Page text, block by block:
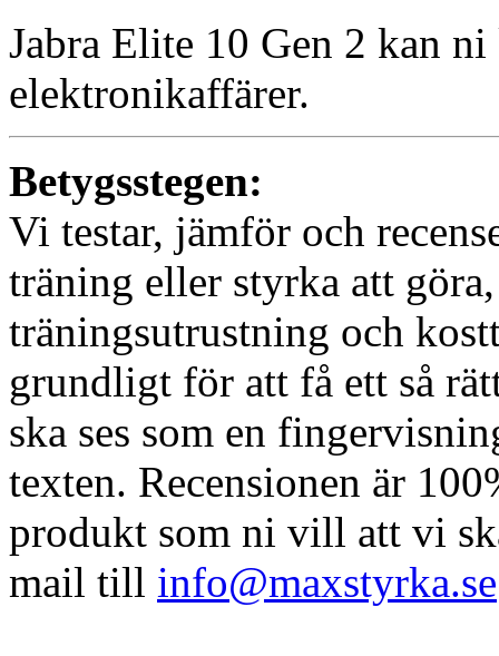
Jabra Elite 10 Gen 2 kan
elektronikaffärer.
Betygsstegen:
Vi testar, jämför och
träning eller styrka att
träningsutrustning och
grundligt för att få ett så
ska ses som en
texten. Recensionen är
produkt som ni vill att vi
mail till info@maxstyrka.se